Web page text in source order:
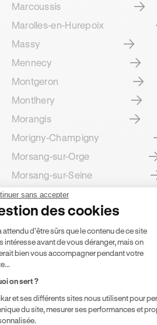
Marcoussis
Marolles-en-Hurepoix
Massy
Mennecy
Montgeron
Montlhery
Morangis
Morigny-Champigny
Morsang-sur-Orge
Morsang-sur-Seine
Ollainville
de
sans accepter
des cookies
de Gestion du
attendu d'être sûrs que le contenu de ce site
intéresse avant de vous déranger, mais on
bien vous accompagner pendant votre
on sert ?
et ses différents sites nous utilisent pour
du site, mesurer ses performances et